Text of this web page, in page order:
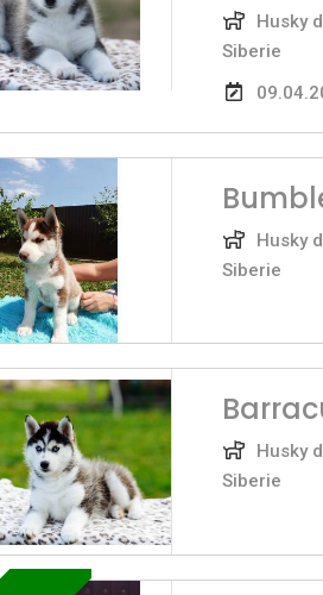
Husky
Siberie
Husky
Siberie
Husky
Siberie